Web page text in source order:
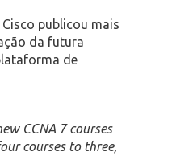
publicou mais
da futura
de
CCNA 7 courses
courses to three,